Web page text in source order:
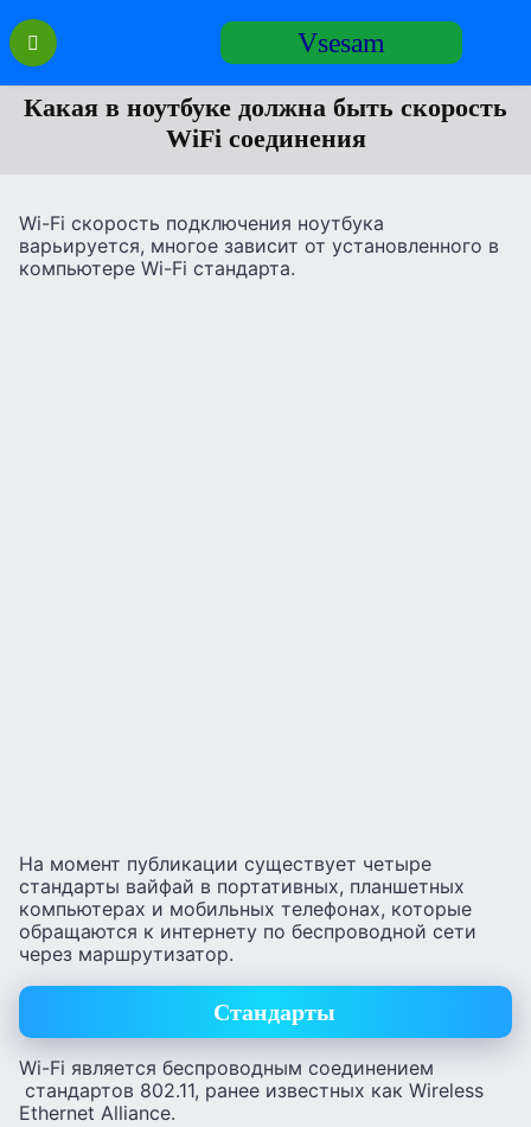
Перейти
содержанию
Vsesam
Какая в ноутбуке должна быть скорость
WiFi соединения
Wi-Fi скорость подключения ноутбука
варьируется, многое зависит от установленного в
компьютере Wi-Fi стандарта.
На момент публикации существует четыре
стандарты вайфай в портативных, планшетных
компьютерах и мобильных телефонах, которые
обращаются к интернету по беспроводной сети
через маршрутизатор.
Стандарты
Wi-Fi является беспроводным соединением
стандартов 802.11, ранее известных как Wireless
Ethernet Alliance.